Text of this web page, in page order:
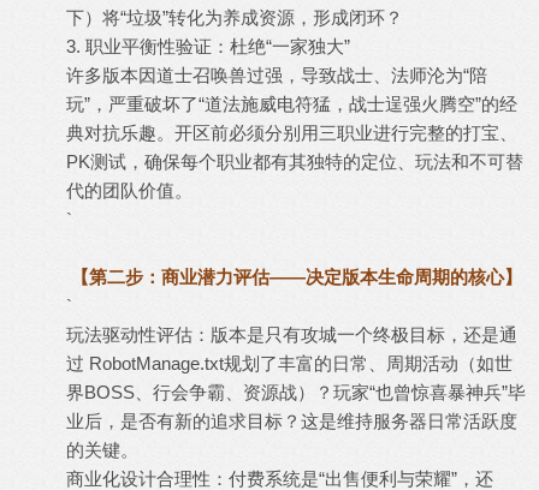
下）将“垃圾”转化为养成资源，形成闭环？
3. 职业平衡性验证：杜绝“一家独大”
许多版本因道士召唤兽过强，导致战士、法师沦为“陪
玩”，严重破坏了“道法施威电符猛，战士逞强火腾空”的经
典对抗乐趣。开区前必须分别用三职业进行完整的打宝、
PK测试，确保每个职业都有其独特的定位、玩法和不可替
代的团队价值。
`
【第二步：商业潜力评估——决定版本生命周期的核心】
`
玩法驱动性评估：版本是只有攻城一个终极目标，还是通
过 RobotManage.txt规划了丰富的日常、周期活动（如世
界BOSS、行会争霸、资源战）？玩家“也曾惊喜暴神兵”毕
业后，是否有新的追求目标？这是维持服务器日常活跃度
的关键。
商业化设计合理性：付费系统是“出售便利与荣耀”，还